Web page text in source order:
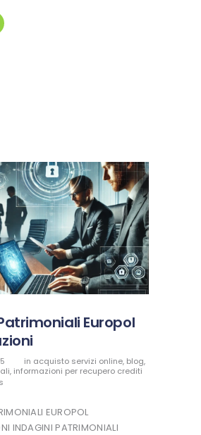
Europol
in acquisto servizi online, blog,
, informazioni per recupero crediti
EUROPOL
INDAGINI PATRIMONIALI